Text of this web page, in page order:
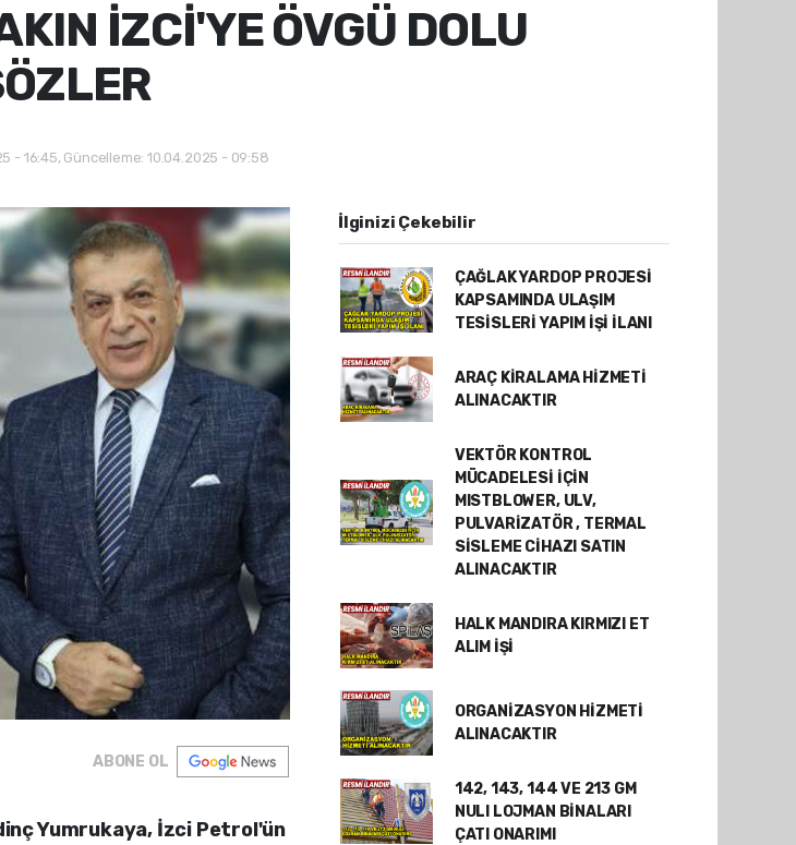
İZCİ'YE ÖVGÜ DOLU
- 16:45, Güncelleme: 10.04.2025 - 09:58
ABONE OL
Yumrukaya, İzci Petrol'ün
İlginizi Çekebilir
ÇAĞLAK YARDOP PROJESİ
KAPSAMINDA ULAŞIM
TESİSLERİ YAPIM İŞİ İLANI
ARAÇ KİRALAMA HİZMETİ
ALINACAKTIR
VEKTÖR KONTROL
MÜCADELESİ İÇİN
MISTBLOWER, ULV,
PULVARİZATÖR , TERMAL
SİSLEME CİHAZI SATIN
ALINACAKTIR
HALK MANDIRA KIRMIZI ET
ALIM İŞİ
ORGANİZASYON HİZMETİ
ALINACAKTIR
142, 143, 144 VE 213 GM
NULI LOJMAN BİNALARI
ÇATI ONARIMI